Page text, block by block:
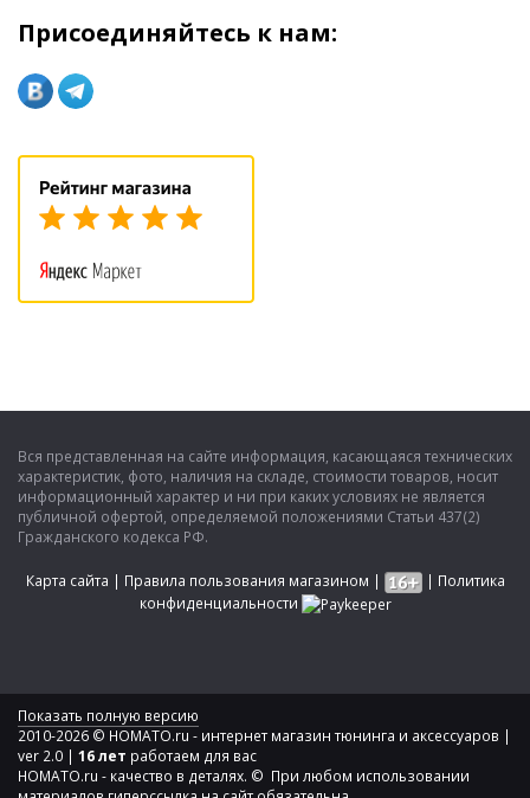
Присоединяйтесь к нам:
Вся представленная на сайте информация, касающаяся технических
характеристик, фото, наличия на складе, стоимости товаров, носит
информационный характер и ни при каких условиях не является
публичной офертой, определяемой положениями Статьи 437(2)
Гражданского кодекса РФ.
Карта сайта | Правила пользования магазином | | Политика
конфиденциальности
Показать полную версию
2010-2026 © HOMATO.ru - интернет магазин тюнинга и аксессуаров |
ver 2.0 | 16 лет работаем для вас
HOMATO.ru - качество в деталях. © При любом использовании